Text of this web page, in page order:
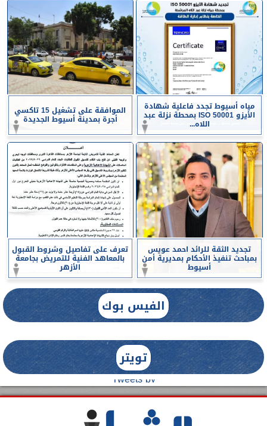
مياه أسيوط تجدد فاعلية شهادة
الأيزو ISO 50001 بمحطة نزلة عبد
اللاه...
الموافقة على تشغيل 15 تاكسي
أجرة بمدينة أسيوط الجديدة
تجديد الثقة للرائد احمد عويس
بمباحث تنفيذ الأحكام بمديرية أمن
أسيوط
تعرف على تفاصيل وشروط القبول
بالمعاهد الفنية للتمريض بجامعة
الأزهر
الفيس بوك
تويتر
Tweets by